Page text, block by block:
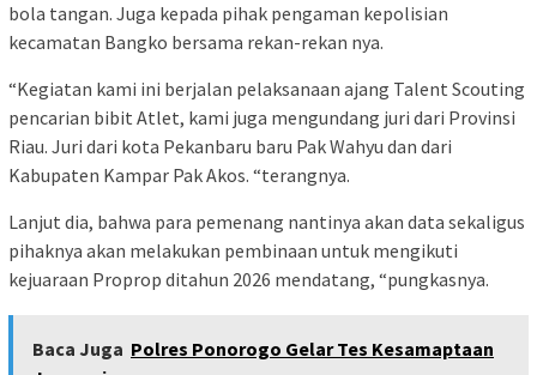
bola tangan. Juga kepada pihak pengaman kepolisian
kecamatan Bangko bersama rekan-rekan nya.
“Kegiatan kami ini berjalan pelaksanaan ajang Talent Scouting
pencarian bibit Atlet, kami juga mengundang juri dari Provinsi
Riau. Juri dari kota Pekanbaru baru Pak Wahyu dan dari
Kabupaten Kampar Pak Akos. “terangnya.
Lanjut dia, bahwa para pemenang nantinya akan data sekaligus
pihaknya akan melakukan pembinaan untuk mengikuti
kejuaraan Proprop ditahun 2026 mendatang, “pungkasnya.
Baca Juga Polres Ponorogo Gelar Tes Kesamaptaan